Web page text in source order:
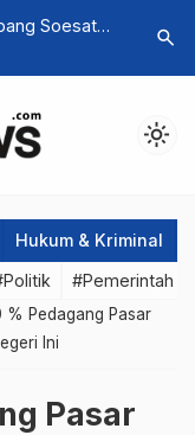
Soesatyo
Tiga
Parasearch
light_mode
Hukum & Kriminal
#Pemerintah
% Pedagang Pasar
Ini
Pasar